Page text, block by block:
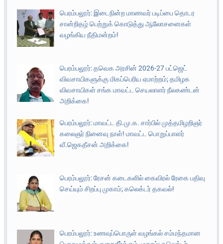
பெரம்பலூர்: இடைநின்ற மாணவர் படிப்பை தொடர
சான்றிதழ் பெற்றுக் கொடுத்து ஆலோசனைகள்
வழங்கிய நீதிமன்றம்!
பெரம்பலூர்: தவெக அரசின் 2026-27 பட்ஜெட்
விவசாயிகளுக்கு மிகப்பெரிய ஏமாற்றம்; தமிழக
விவசாயிகள் சங்க மாவட்ட செயலாளர் நீலகண்டன்
அறிக்கை!
பெரம்பலூர்: மாவட்ட தி.மு.க. சார்பில் முத்தமிழறிஞர்
கலைஞர் நினைவு நாள்! மாவட்ட பொறுப்பாளர்
வீ.ஜெகதீசன் அறிக்கை!
பெரம்பலூர்: ரேசன் கடைகளில் கைவிரல் ரேகை பதிவு
செய்யும் சிறப்பு முகாம்; கலெக்டர் தகவல்!
பெரம்பலூர்: உணவுப்பொருள் வழங்கல் சம்மந்தமான